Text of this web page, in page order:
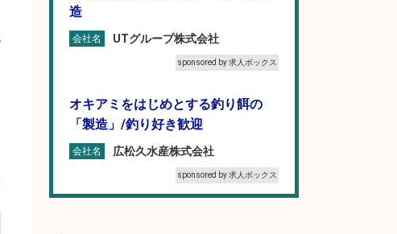
造
会社名 UTグループ株式会社
sponsored by 求人ボックス
オキアミをはじめとする釣り餌の
「製造」/釣り好き歓迎
会社名 広松久水産株式会社
sponsored by 求人ボックス